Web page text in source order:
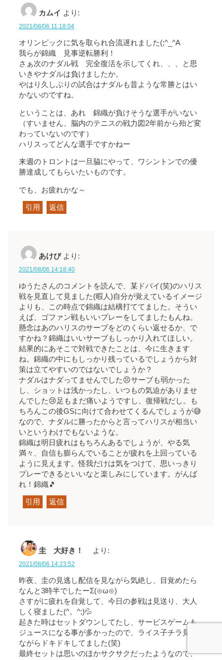
カムイ より:
2021/08/06 11:18:04
オリンピックに気を取られ合流遅れました(;^_^A
我らが錦織 見事逆転勝利！
さぁ次のナダル戦 完全復活を示してくれ、、、と思
いきやナダルは負けましたか。
やはり久しぶりの試合はナダルも昔ような常勝とはい
かないのですね。
ということは、あれ 錦織が負けそうな選手がいない
（すいません、脳内のテニスの戦力図2年前から殆ど変
わっていないのです）
ハリスってどんな選手ですかねー
来週のトロントは一旦脇にやって、ワシントンでの優
勝達成してもらいたいものです。
でも、お疲れかな～
引用 返信
あけび より:
2021/08/06 14:18:40
ゆうたさんのコメントを読んで、某ドバイ(笑)のハリス
戦を見直して見ました(暇人)自分が覚えているイメージ
よりも、この時点で錦織は結構打ててました。そうい
えば、ゴファン戦もいいプレーをしてましたもんね。
懸念はあのハリスのサーブをどのくらい返せるか、で
すかね？錦織はいいサーブもしっかり入れてほしい。
結果的にあそこで対戦できたことは、今に生きます
ね。錦織の中にもしっかり残っているでしょうから対
策は立てやすいのではないでしょうか？
ナダルはナダってませんでした😣サーブも弱かった
し、ショットは浅かったし、いつもの気迫がありませ
んでした😢足もまだ痛いようですし、復帰戦だし。も
ちろんこの後GSに向けて合わせてくるんでしょうが😅
なので、ナダルに勝ったからと言ってハリスが相当い
いというわけでもないような。
錦織は明日疲れはもちろんあるでしょうが、やる気
満々、自信も膨らんでいることが疲れを上回っている
ように見えます。怪我だけは気をつけて、思いっきり
プレーできるといいなと楽しみにしています。がんば
れ！錦織🎵
引用 返信
圭 大好き！ より:
2021/08/06 14:23:52
昨夜、圭の見逃し配信を見ながら気絶し、目覚めたら
なんと3時半でしたーΣ(⊙ω⊙)
さすがに疲れを自覚して、今日の参戦は見送り、大人
しく寝ました(^。^;)💦
起きた時はセットダウンしてたし、サービスゲームも
ジュースになる事が多かったので、ライス子チラ見し
ながらドキドキしてました(笑)
最終セットは思いのほかサクサクだったようなので、